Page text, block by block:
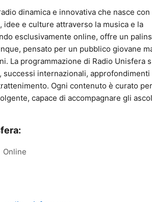
dinamica e innovativa che nasce con
idee e culture attraverso la musica e la
esclusivamente online, offre un
pensato per un pubblico giovane
La programmazione di Radio Unisfera
successi internazionali, approfondimenti
Ogni contenuto è curato per
capace di accompagnare gli
Online